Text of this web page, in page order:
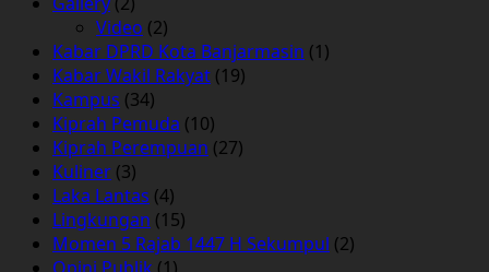
Video (2)
Kabar DPRD Kota Banjarmasin (1)
Kabar Wakil Rakyat (19)
Kampus (34)
Kiprah Pemuda (10)
Kiprah Perempuan (27)
Kuliner (3)
Laka Lantas (4)
Lingkungan (15)
Momen 5 Rajab 1447 H Sekumpul (2)